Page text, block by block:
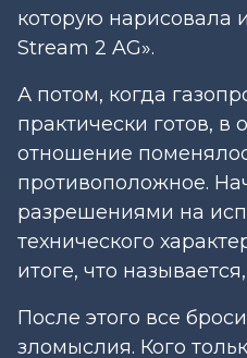
которую нарисовала
Stream 2 AG».
А потом, когда
практически готов, в
отношение
противоположное.
разрешениями на
технического
итоге, что
После этого все
зломыслия. Кого